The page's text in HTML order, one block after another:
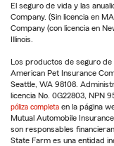
El seguro de vida y las
Company. (Sin licencia en
Company (con licencia en
Illinois.
Los productos de seguro
American Pet Insurance
Seattle, WA 98108.
licencia No. 0G22803, NPN
póliza completa en la página
Mutual Automobile
son responsables
State Farm es una entidad